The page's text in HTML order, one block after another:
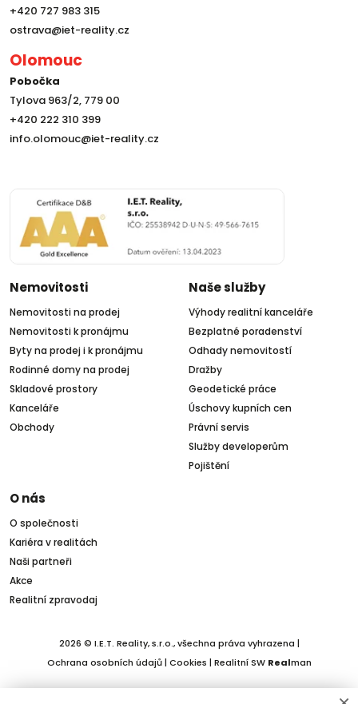
+420 727 983 315
ostrava@iet-reality.cz
Olomouc
Pobočka
Tylova 963/2, 779 00
+420 222 310 399
info.olomouc@iet-reality.cz
Nemovitosti
Nemovitosti na prodej
Nemovitosti k pronájmu
Byty na prodej i k pronájmu
Rodinné domy na prodej
Skladové prostory
Kanceláře
Obchody
Naše služby
Výhody realitní kanceláře
Bezplatné poradenství
Odhady nemovitostí
Dražby
Geodetické práce
Úschovy kupních cen
Právní servis
Služby developerům
Pojištění
O nás
O společnosti
Kariéra v realitách
Naši partneři
Akce
Realitní zpravodaj
2026 © I.E.T. Reality, s.r.o., všechna práva vyhrazena |
Ochrana osobních údajů| Cookies | Realitní SW Realman